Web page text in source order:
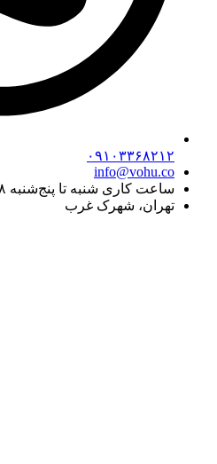
۰۹۱۰۳۳۶۸۲۱۲
info@vohu.co
ساعت کاری شنبه تا پنج‌شنبه ۸ تا ۱۸ و جمعه ۱۰ تا ۱۶
تهران، شهرک غرب